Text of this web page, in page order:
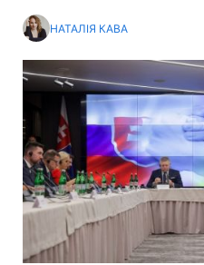
НАТАЛІЯ КАВА